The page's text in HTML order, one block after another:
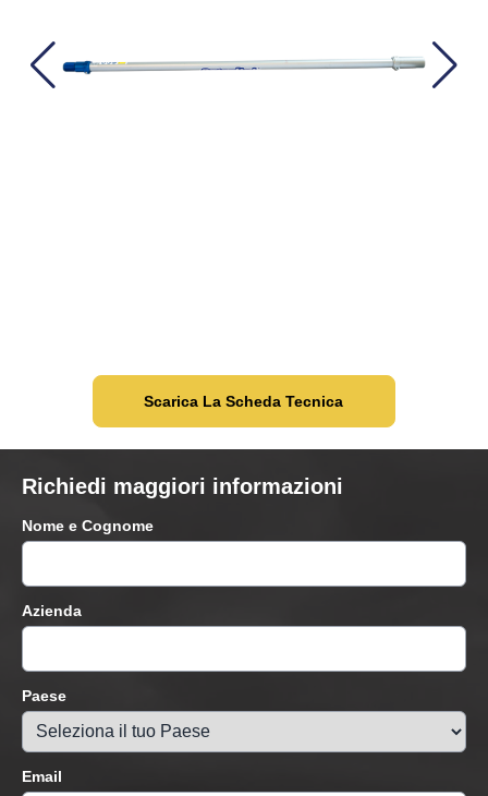
Scarica La Scheda Tecnica
Richiedi maggiori informazioni
Nome e Cognome
Azienda
Paese
Email